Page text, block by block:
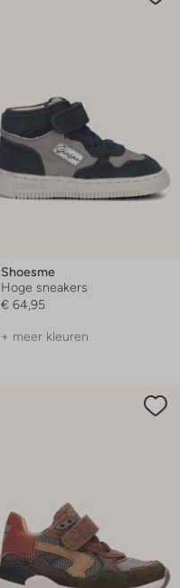
Shoesme
Hoge sneakers
€ 64,95
+ meer kleuren